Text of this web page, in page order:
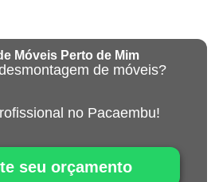
Móveis Perto de Mim
de móveis?
no Pacaembu!
seu orçamento